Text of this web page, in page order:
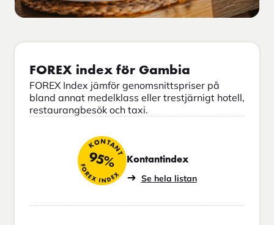
FOREX index för Gambia
FOREX Index jämför genomsnittspriser på
bland annat medelklass eller trestjärnigt hotell,
restaurangbesök och taxi.
KONTANT
95%
FOREX INDEX
Kontantindex
Se hela listan